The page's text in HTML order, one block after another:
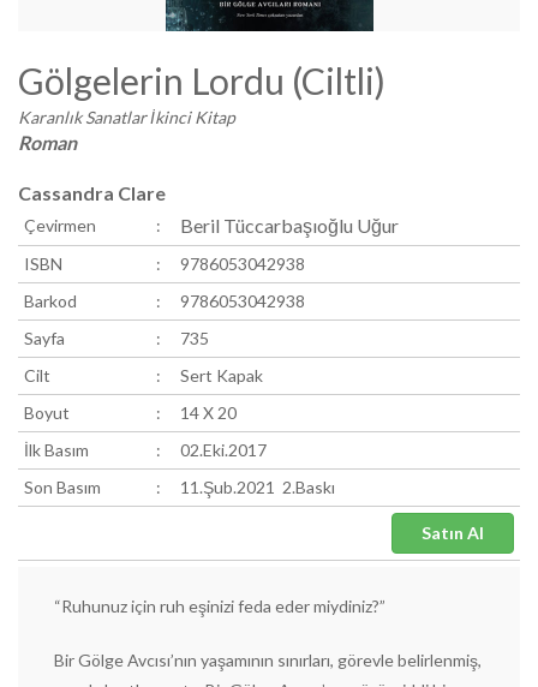
Gölgelerin Lordu (Ciltli)
Karanlık Sanatlar İkinci Kitap
Roman
Cassandra Clare
Çevirmen : Beril Tüccarbaşıoğlu Uğur
ISBN :
9786053042938
Barkod
:
9786053042938
Sayfa
:
735
Cilt
:
Sert Kapak
Boyut
:
14 X 20
İlk Basım
:
02.Eki.2017
Son Basım
: 11.Şub.2021 2.Baskı
“Ruhunuz için ruh eşinizi feda eder miydiniz?”
Bir Gölge Avcısı’nın yaşamının sınırları, görevle belirlenmiş,